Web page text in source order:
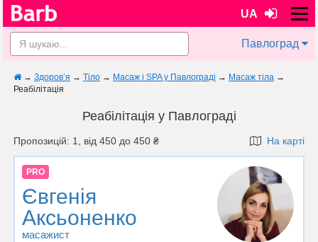
UA
Павлоград
→ Здоров’я → Тіло → Масаж і SPA у Павлограді → Масаж тіла →
Реабілітація
Реабілітація у Павлограді
Пропозицій: 1, від 450 до 450 ₴ На карті
PRO
Євгенія
Аксьоненко
масажист